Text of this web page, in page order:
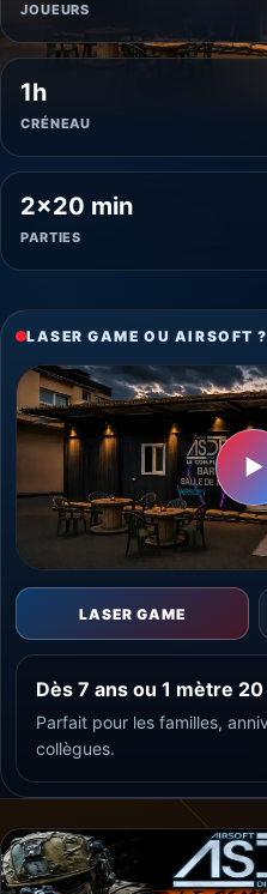
JOUEURS
1h
CRÉNEAU
2×20 min
PARTIES
LASER GAME OU AIRSOFT ?
▶
LASER GAME
Dès 7 ans ou 1 mètre
Parfait pour les familles,
collègues.